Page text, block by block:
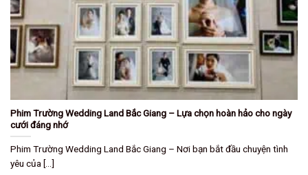
Phim Trường Wedding Land Bắc Giang – Lựa chọn hoàn hảo cho ngày
cưới đáng nhớ
Phim Trường Wedding Land Bắc Giang – Nơi bạn bắt đầu chuyện tình
yêu của [...]